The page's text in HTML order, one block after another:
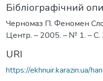
Бібліографічний
Черномаз П. Феномен
Центр. – 2005. – № 1. – С.
URI
https://ekhnuir.karazin.ua/